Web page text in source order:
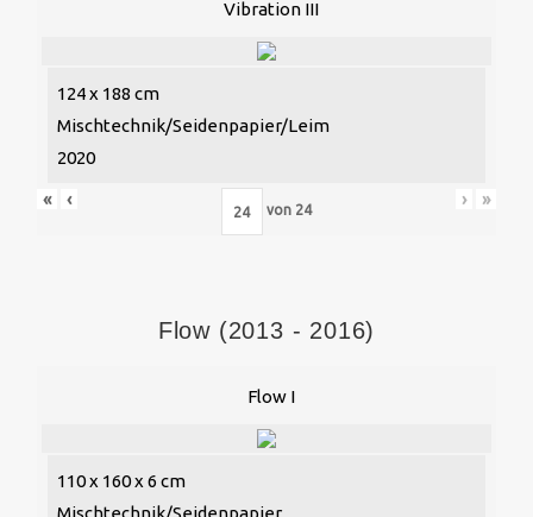
Vibration III
124 x 188 cm
Mischtechnik/Seidenpapier/Leim
2020
« ‹
von 24
› »
Flow (2013 - 2016)
Flow I
110 x 160 x 6 cm
Mischtechnik/Seidenpapier